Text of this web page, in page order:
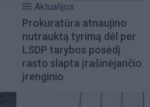
Aktualijos
Prokuratūra atnaujino
nutrauktą tyrimą dėl per
LSDP tarybos posėdį
rasto slapta įrašinėjančio
įrenginio